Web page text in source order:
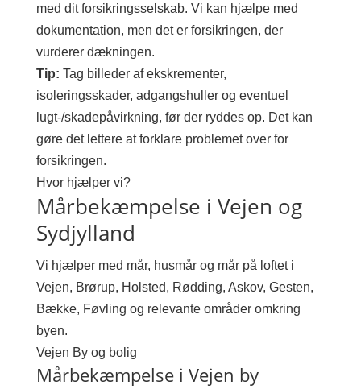
med dit forsikringsselskab. Vi kan hjælpe med
dokumentation, men det er forsikringen, der
vurderer dækningen.
Tip: Tag billeder af ekskrementer,
isoleringsskader, adgangshuller og eventuel
lugt-/skadepåvirkning, før der ryddes op. Det kan
gøre det lettere at forklare problemet over for
forsikringen.
Hvor hjælper vi?
Mårbekæmpelse i Vejen og
Sydjylland
Vi hjælper med mår, husmår og mår på loftet i
Vejen, Brørup, Holsted, Rødding, Askov, Gesten,
Bække, Føvling og relevante områder omkring
byen.
Vejen By og bolig
Mårbekæmpelse i Vejen by